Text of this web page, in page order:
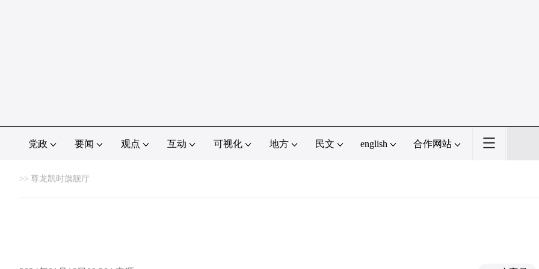
党政 要闻 观点 互动 可视化 地方 民文 english 合作网站
>> 尊龙凯时旗舰厅